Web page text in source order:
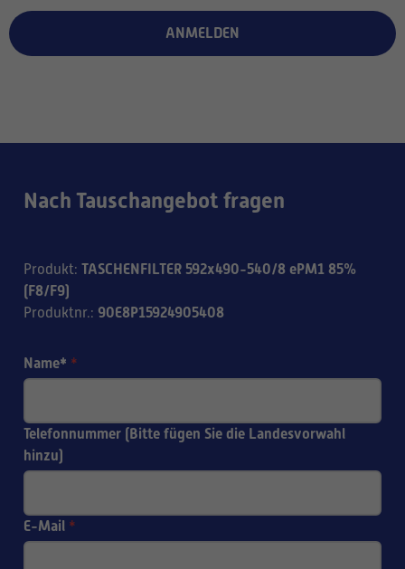
ANMELDEN
Nach Tauschangebot fragen
Produkt: TASCHENFILTER 592x490-540/8 ePM1 85%
(F8/F9)
Produktnr.: 90E8P15924905408
Name* *
Telefonnummer (Bitte fügen Sie die Landesvorwahl
hinzu)
E-Mail *